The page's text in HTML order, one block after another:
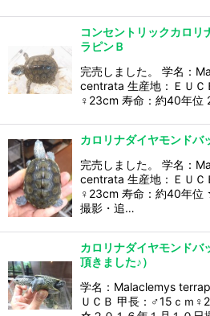
コンセントリックカロリ
ラピンＢ
完売しました。 学名：
centrata 生産地：ＥＵＣ
♀23cm 寿命：約40年位
カロリナダイヤモンドバ
完売しました。 学名：
centrata 生産地：ＥＵＣ
♀23cm 寿命：約40年位
撮影・追…
カロリナダイヤモンドバ
頂きました♪）
学名：Malaclemys
ＵＣＢ 甲長：♂15ｃｍ